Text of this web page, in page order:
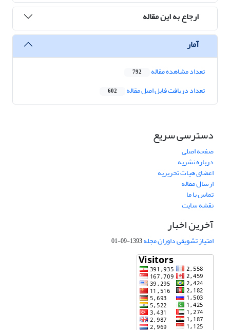
ارجاع به این مقاله
آمار
تعداد مشاهده مقاله 792
تعداد دریافت فایل اصل مقاله 602
دسترسی سریع
صفحه اصلی
درباره نشریه
اعضای هیات تحریریه
ارسال مقاله
تماس با ما
نقشه سایت
آخرین اخبار
امتیاز تشویقی داوران مجله1393-09-01